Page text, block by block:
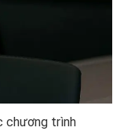
chương trình